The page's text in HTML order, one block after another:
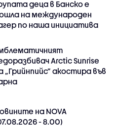
деца в Банско е
на международен
по наша инициатива
Arctic Sunrise
„Грийнпийс” акостира във
на NOVA
- 8.00)